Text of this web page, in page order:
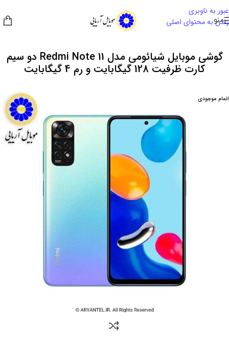
عبور به ناوبری
رفتن به محتوای اصلی
منو
گوشی موبایل شیائومی مدل Redmi Note 11 دو سیم‌
کارت ظرفیت 128 گیگابایت و رم 4 گیگابایت
اتمام موجودی